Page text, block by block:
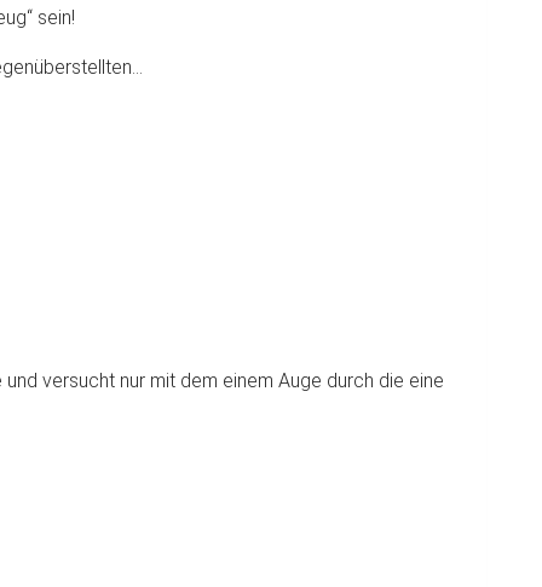
sein!
versucht nur mit dem einem Auge durch die eine